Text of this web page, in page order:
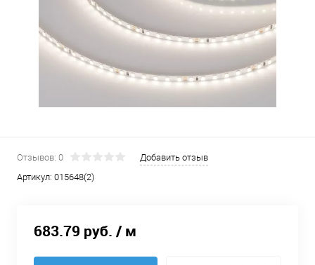
Отзывов: 0
Добавить отзыв
Артикул: 015648(2)
683.79 руб. / м